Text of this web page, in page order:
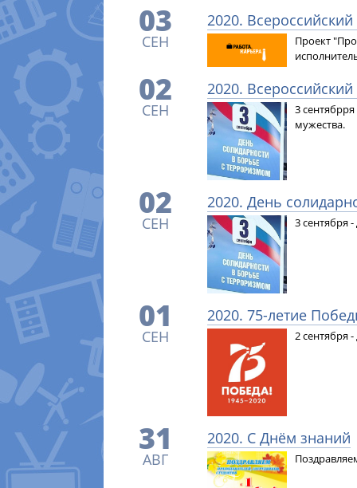
03
СЕН
2020.
Проект
02
СЕН
2020.
3
мужества.
02
СЕН
2020. День
3 сентября
01
СЕН
2020. 75-летие
2 сентября
31
АВГ
2020. С Днём знаний